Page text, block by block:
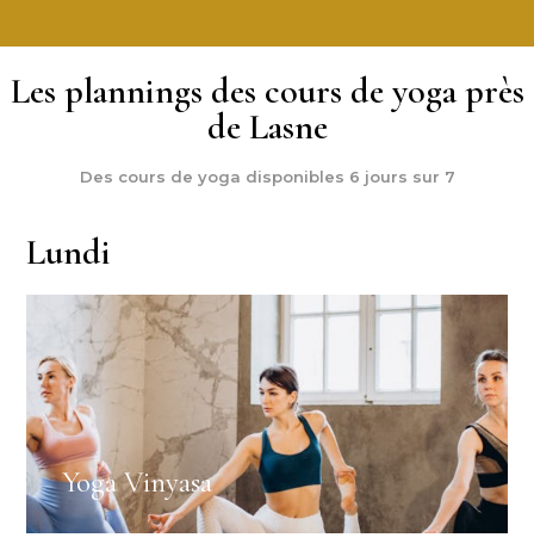
Les plannings des cours de yoga près
de Lasne
Des cours de yoga disponibles 6 jours sur 7
Lundi
Yoga Vinyasa